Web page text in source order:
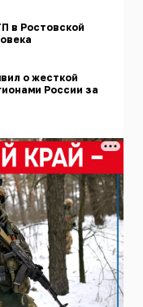
в Ростовской
о жесткой
России за